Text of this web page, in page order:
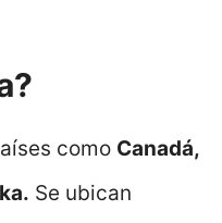
como Canadá,
Se ubican